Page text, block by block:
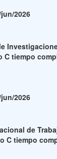
2026
C tiempo
2026
de
C tiempo